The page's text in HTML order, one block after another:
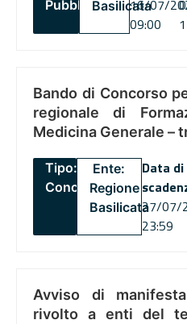
PubblicoBasilicata
16/07/
09:00
Bando di Concorso
regionale di
Medicina Generale –
Tipo:
Concorsi
Ente:
Regione
Basilicata
Data di
27/07/
23:59
Avviso di
rivolto a enti del